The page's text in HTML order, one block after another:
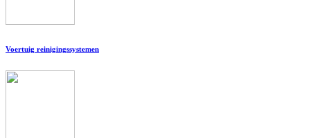
Voertuig reinigingssystemen